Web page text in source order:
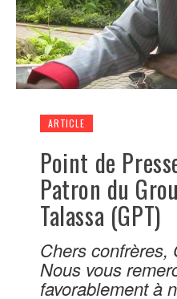
ARTICLE
Point de
Patron du
Talassa (GPT)
Chers
Nous vous
favorablement à